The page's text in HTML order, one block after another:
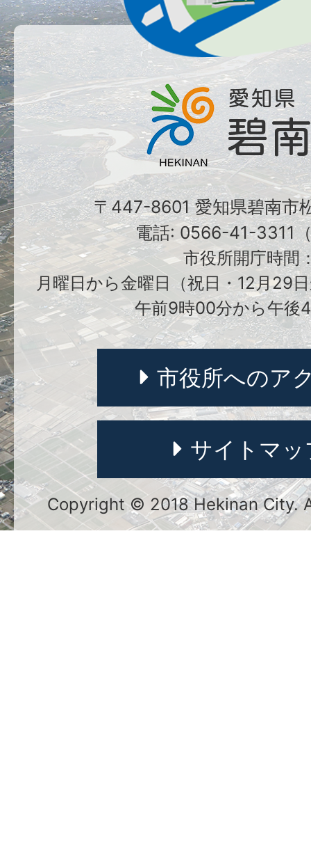
〒447-8601 愛知県碧南市
電話: 0566-41-3311
市役所開庁時間
月曜日から金曜日（祝日・12月29
午前9時00分から午後
市役所へのア
サイトマッ
Copyright © 2018 Hekinan City.